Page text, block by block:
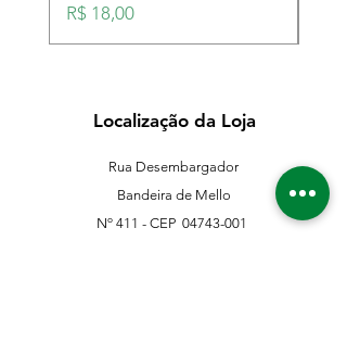
Preço
R$ 18,00
Localização da Loja
Rua Desembargador
Bandeira de Mello
Nº 411 - CEP 04743-001